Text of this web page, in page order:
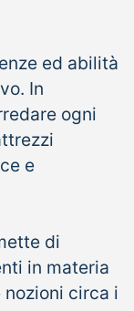
ed abilità
In
ogni
e
di
in materia
circa i